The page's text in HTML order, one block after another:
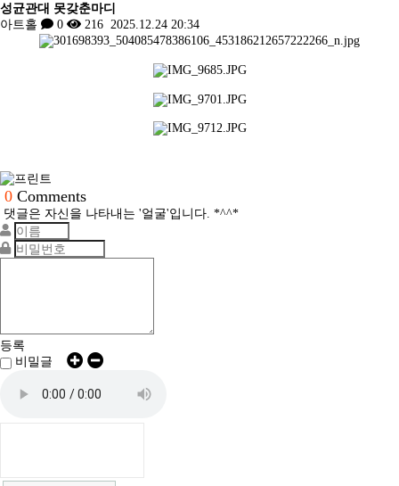
성균관대 못갖춘마디
아트홀
0 216 2025.12.24 20:34
0 Comments
댓글은 자신을 나타내는 '얼굴'입니다. *^^*
등록
비밀글